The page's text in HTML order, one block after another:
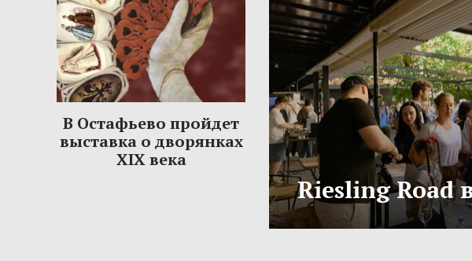
В Остафьево пройдет
выставка о дворянках
XIX века
Riesling Road